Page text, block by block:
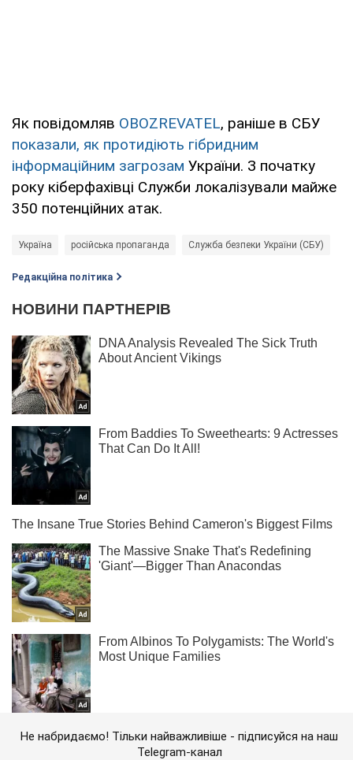
Як повідомляв OBOZREVATEL, раніше в СБУ
показали, як протидіють гібридним
інформаційним загрозам України. З початку
року кіберфахівці Служби локалізували майже
350 потенційних атак.
Україна російська пропаганда Служба безпеки України (СБУ)
Редакційна політика
Не набридаємо! Тільки найважливіше - підписуйся на наш
Telegram-канал